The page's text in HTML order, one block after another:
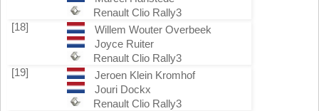
Renault Clio Rally3
[18]
Willem Wouter Overbeek
Joyce Ruiter
Renault Clio Rally3
[19]
Jeroen Klein Kromhof
Jouri Dockx
Renault Clio Rally3